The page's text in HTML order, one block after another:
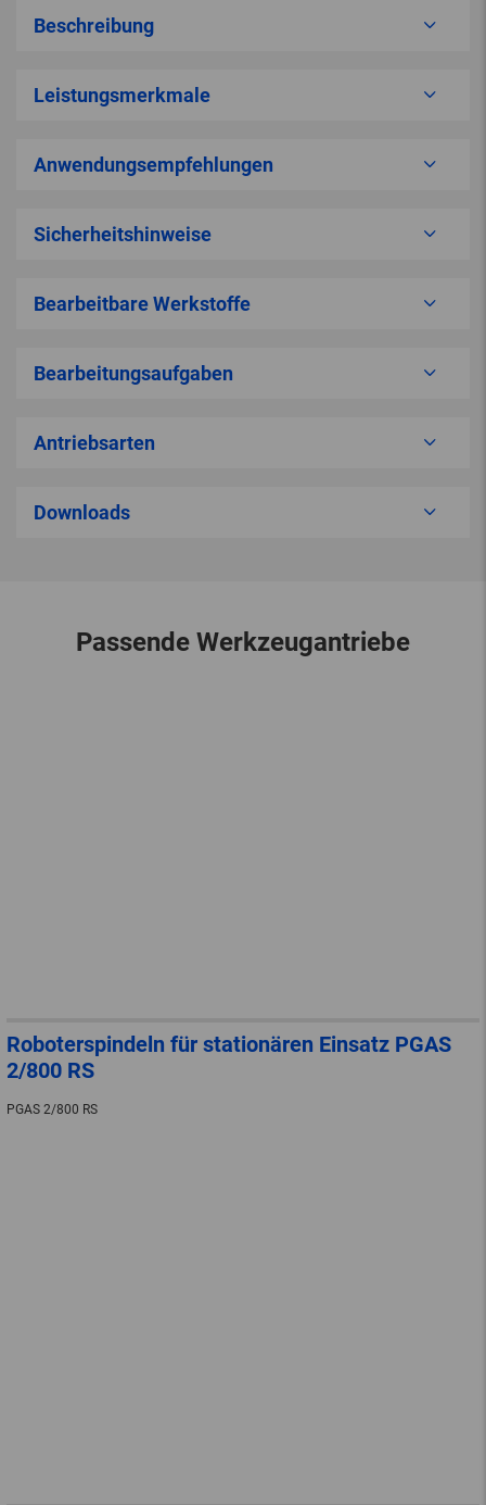
Beschreibung
Leistungsmerkmale
Anwendungsempfehlungen
Sicherheitshinweise
Bearbeitbare Werkstoffe
Bearbeitungsaufgaben
Antriebsarten
Downloads
Passende Werkzeugantriebe
Roboterspindeln für stationären Einsatz PGAS
2/800 RS
PGAS 2/800 RS